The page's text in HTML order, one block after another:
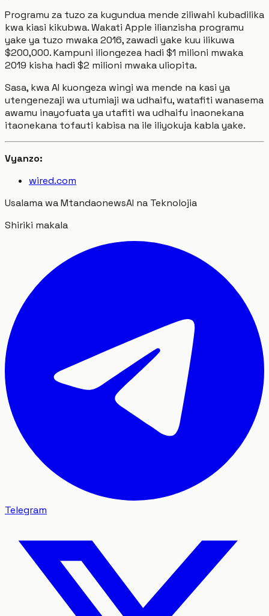
Programu za tuzo za kugundua mende ziliwahi kubadilika
kwa kiasi kikubwa. Wakati Apple ilianzisha programu
yake ya tuzo mwaka 2016, zawadi yake kuu ilikuwa
$200,000. Kampuni iliongezea hadi $1 milioni mwaka
2019 kisha hadi $2 milioni mwaka uliopita.
Sasa, kwa AI kuongeza wingi wa mende na kasi ya
utengenezaji wa utumiaji wa udhaifu, watafiti wanasema
awamu inayofuata ya utafiti wa udhaifu inaonekana
itaonekana tofauti kabisa na ile iliyokuja kabla yake.
Vyanzo:
wired.com
Usalama wa MtandaonewsAI na Teknolojia
Shiriki makala
Telegram